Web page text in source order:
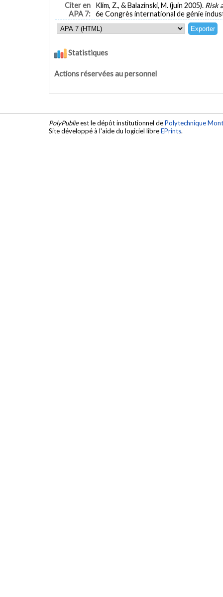
Citer en
APA 7:
Klim, Z., & Balazinski, M. (juin 2005). Risk
6e Congrès international de génie
Statistiques
Actions réservées au personnel
PolyPublieest le dépôt institutionnel dePolytechnique
Site développé à l'aide du logiciel libreEPrints.